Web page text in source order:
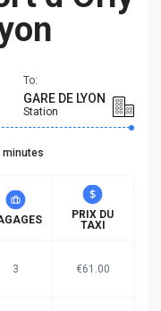
To:
GARE DE LYON
Station
minutes
PRIX DU
TAXI
3 €61.00